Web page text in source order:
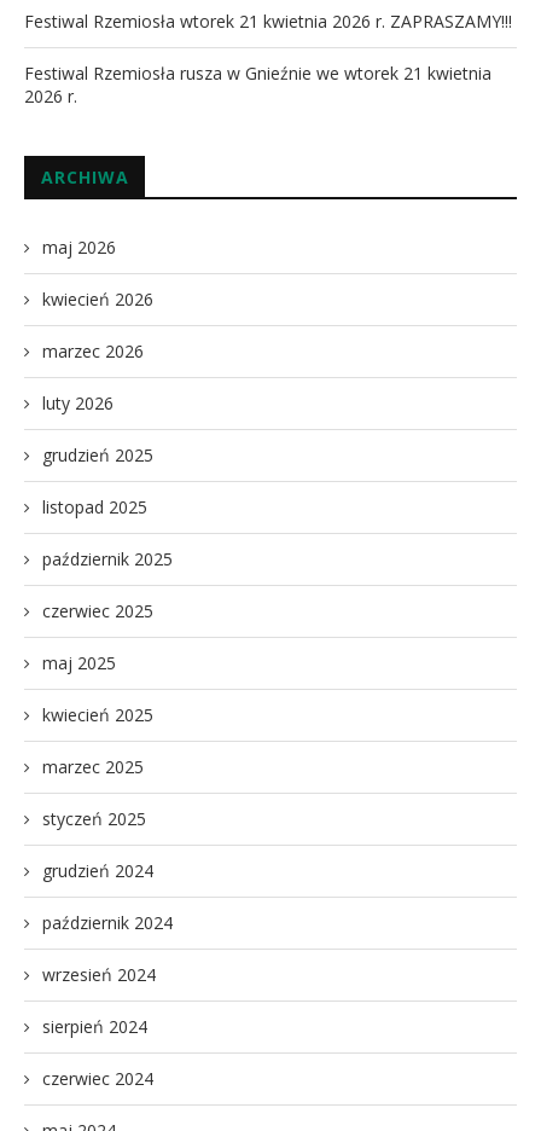
Festiwal Rzemiosła wtorek 21 kwietnia 2026 r. ZAPRASZAMY!!!
Festiwal Rzemiosła rusza w Gnieźnie we wtorek 21 kwietnia
2026 r.
ARCHIWA
maj 2026
kwiecień 2026
marzec 2026
luty 2026
grudzień 2025
listopad 2025
październik 2025
czerwiec 2025
maj 2025
kwiecień 2025
marzec 2025
styczeń 2025
grudzień 2024
październik 2024
wrzesień 2024
sierpień 2024
czerwiec 2024